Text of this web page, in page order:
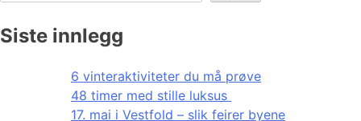
Siste innlegg
6 vinteraktiviteter du må prøve
48 timer med stille luksus
17. mai i Vestfold – slik feirer byene